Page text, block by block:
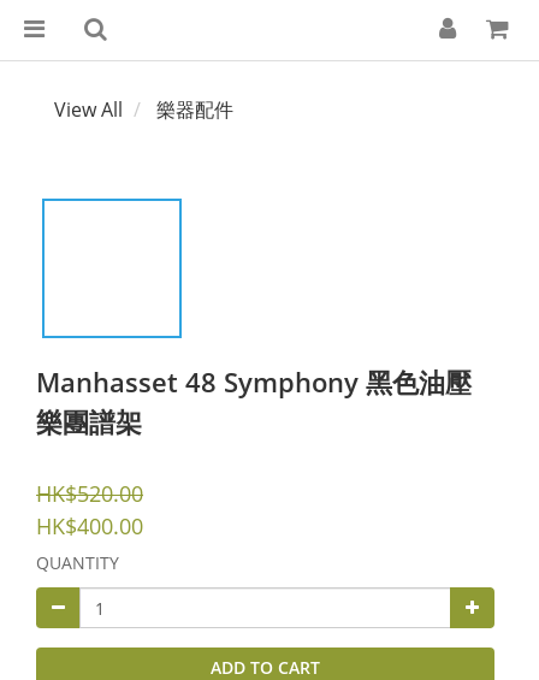
View All 樂器配件
Manhasset 48 Symphony 黑色油壓
樂團譜架
HK$520.00
HK$400.00
QUANTITY
ADD TO CART